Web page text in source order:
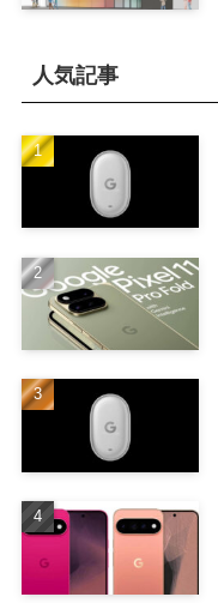
人気記事